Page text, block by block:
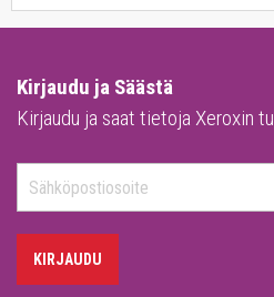
Kirjaudu ja Säästä
Kirjaudu ja saat tietoja Xeroxin
KIRJAUDU